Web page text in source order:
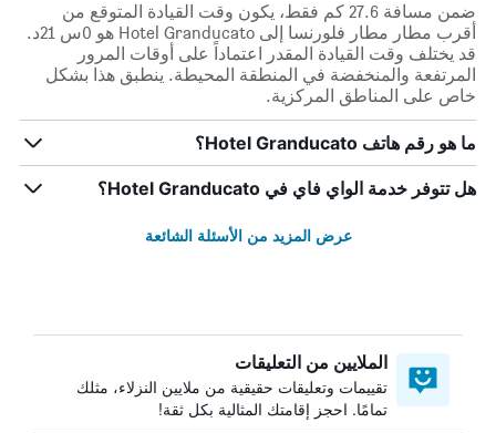
ضمن مسافة 27.6 كم فقط، يكون وقت القيادة المتوقع من
أقرب مطار مطار فلورنسا إلى Hotel Granducato هو 0س 21د.
قد يختلف وقت القيادة المقدر اعتماداً على أوقات المرور
المرتفعة والمنخفضة في المنطقة المحيطة. ينطبق هذا بشكل
خاص على المناطق المركزية.
ما هو رقم هاتف Hotel Granducato؟
هل تتوفر خدمة الواي فاي في Hotel Granducato؟
عرض المزيد من الأسئلة الشائعة
الملايين من التعليقات
تقييمات وتعليقات حقيقية من ملايين النزلاء، مثلك
تمامًا. احجز إقامتك المثالية بكل ثقة!